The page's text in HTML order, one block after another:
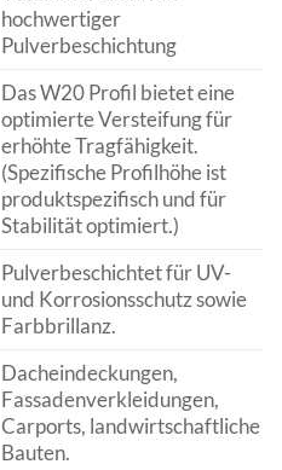
hochwertiger
Pulverbeschichtung
Das W20 Profil bietet eine
optimierte Versteifung für
erhöhte Tragfähigkeit.
(Spezifische Profilhöhe ist
produktspezifisch und für
Stabilität optimiert.)
Pulverbeschichtet für UV-
und Korrosionsschutz sowie
Farbbrillanz.
Dacheindeckungen,
Fassadenverkleidungen,
Carports, landwirtschaftliche
Bauten.